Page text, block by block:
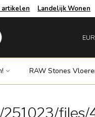
artikelen Landelijk Wonen
EUR
RAW Stones
251023/